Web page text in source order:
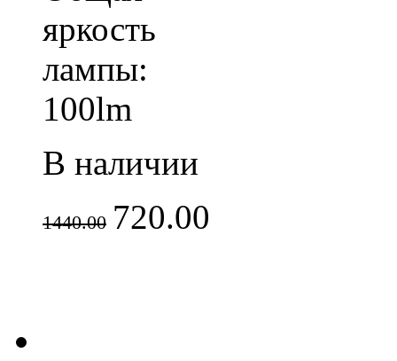
яркость
лампы:
100lm
В наличии
1440.00 720.00